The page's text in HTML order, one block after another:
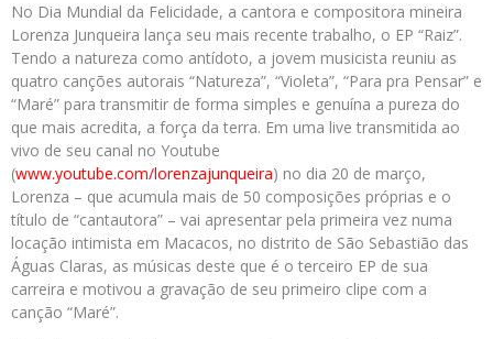
No Dia Mundial da Felicidade, a cantora e compositora mineira
Lorenza Junqueira lança seu mais recente trabalho, o EP “Raiz”.
Tendo a natureza como antídoto, a jovem musicista reuniu as
quatro canções autorais “Natureza”, “Violeta”, “Para pra Pensar” e
“Maré” para transmitir de forma simples e genuína a pureza do
que mais acredita, a força da terra. Em uma live transmitida ao
vivo de seu canal no Youtube
(www.youtube.com/lorenzajunqueira) no dia 20 de março,
Lorenza – que acumula mais de 50 composições próprias e o
título de “cantautora” – vai apresentar pela primeira vez numa
locação intimista em Macacos, no distrito de São Sebastião das
Águas Claras, as músicas deste que é o terceiro EP de sua
carreira e motivou a gravação de seu primeiro clipe com a
canção “Maré”.